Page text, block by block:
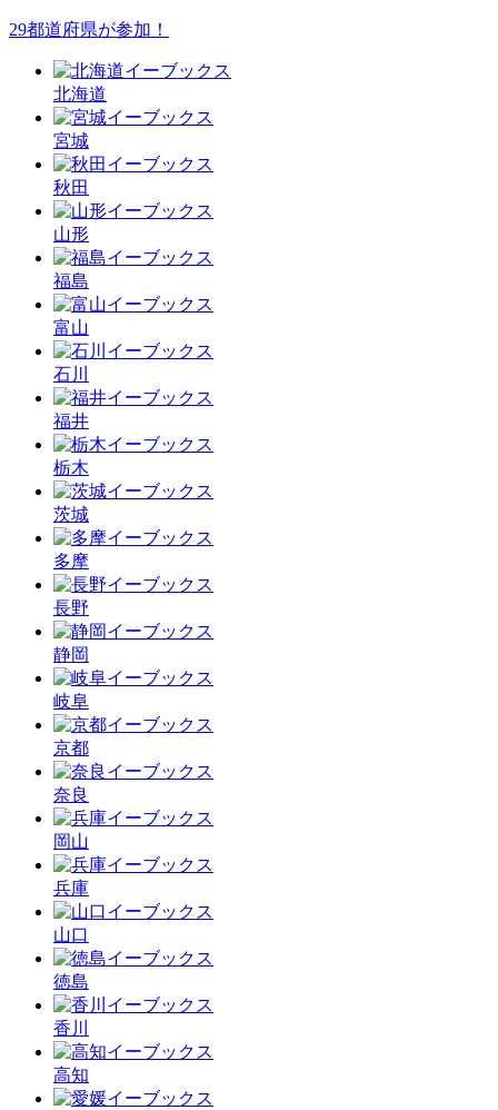
29都道府県が参加！
北海道
宮城
秋田
山形
福島
富山
石川
福井
栃木
茨城
多摩
長野
静岡
岐阜
京都
奈良
岡山
兵庫
山口
徳島
香川
高知